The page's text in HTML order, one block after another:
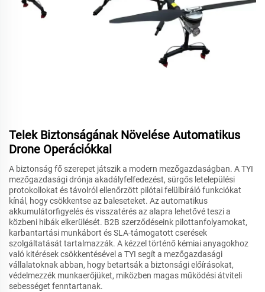
Telek Biztonságának Növelése Automatikus
Drone Operációkkal
A biztonság fő szerepet játszik a modern mezőgazdaságban. A TYI
mezőgazdasági drónja akadályfelfedezést, sürgős letelepülési
protokollokat és távolról ellenőrzött pilótai felülbíráló funkciókat
kínál, hogy csökkentse az baleseteket. Az automatikus
akkumulátorfigyelés és visszatérés az alapra lehetővé teszi a
közbeni hibák elkerülését. B2B szerződéseink pilottanfolyamokat,
karbantartási munkábort és SLA-támogatott cserések
szolgáltatását tartalmazzák. A kézzel történő kémiai anyagokhoz
való kitérések csökkentésével a TYI segít a mezőgazdasági
vállalatoknak abban, hogy betartsák a biztonsági előírásokat,
védelmezzék munkaerőjüket, miközben magas működési átviteli
sebességet fenntartanak.